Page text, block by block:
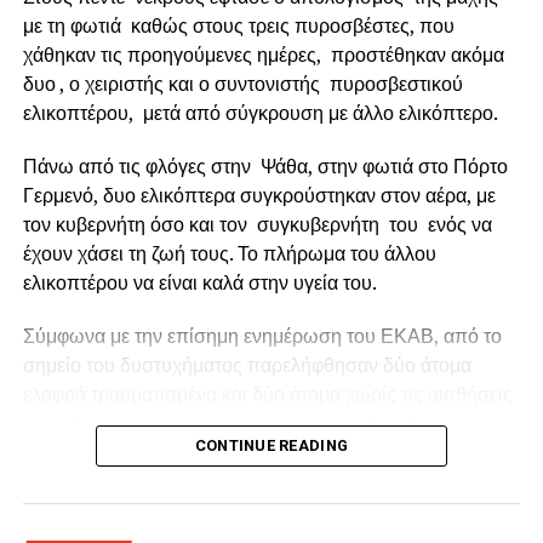
Ο Δήμαρχος Ναυπακτίας κ.Βασίλης Γκίζαςδήλωσε
σχετικά: «Η Παράκαμψη του Κάστρου Ναυπάκτου
την εικόνα και την προοπτική της πόλης μας. Με την
εξασφάλιση της χρηματοδότησης και τη διαμόρφωση του
αναγκαίου θεσμικού πλαισίου, περνάμε πλέον στο
με τη φωτιά καθώς στους τρεις πυροσβέστες, που
χάθηκαν τις προηγούμενες ημέρες, προστέθηκαν ακόμα
δυο , ο χειριστής και ο συντονιστής πυροσβεστικού
ελικοπτέρου, μετά από σύγκρουση με άλλο ελικόπτερο.
Πάνω από τις φλόγες στην Ψάθα, στην φωτιά στο Πόρτο
Γερμενό, δυο ελικόπτερα συγκρούστηκαν στον αέρα, με
τον κυβερνήτη όσο και τον συγκυβερνήτη του ενός να
έχουν χάσει τη ζωή τους. Το πλήρωμα του άλλου
ελικοπτέρου να είναι καλά στην υγεία του.
Σύμφωνα με την επίσημη ενημέρωση του ΕΚΑΒ, από το
σημείο του δυστυχήματος παρελήφθησαν δύο άτομα
τους. Και οι τέσσερις διακομίστηκαν στο 251 Γενικό
Νοσοκομείο Αεροπορίας (251 ΓΝΑ).
Οι κυβερνήτες των ελικοπτέρων ήταν αλλοδαποί και οι
συγκυβερνήτες – συντονιστές Έλληνες.
CONTINUE READING